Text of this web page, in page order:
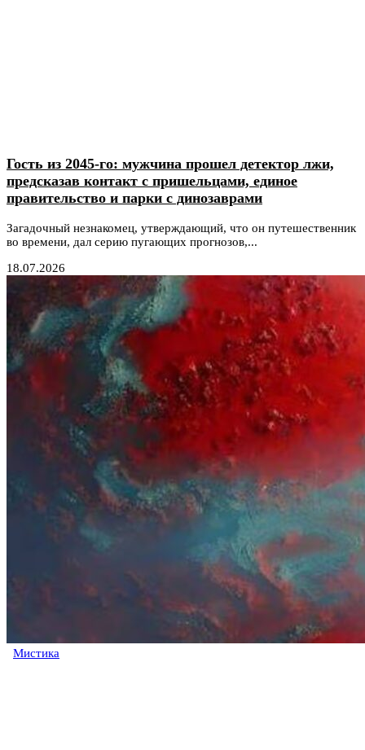
Гость из 2045-го: мужчина прошел детектор лжи,
предсказав контакт с пришельцами, единое
правительство и парки с динозаврами
Загадочный незнакомец, утверждающий, что он путешественник
во времени, дал серию пугающих прогнозов,...
18.07.2026
Мистика